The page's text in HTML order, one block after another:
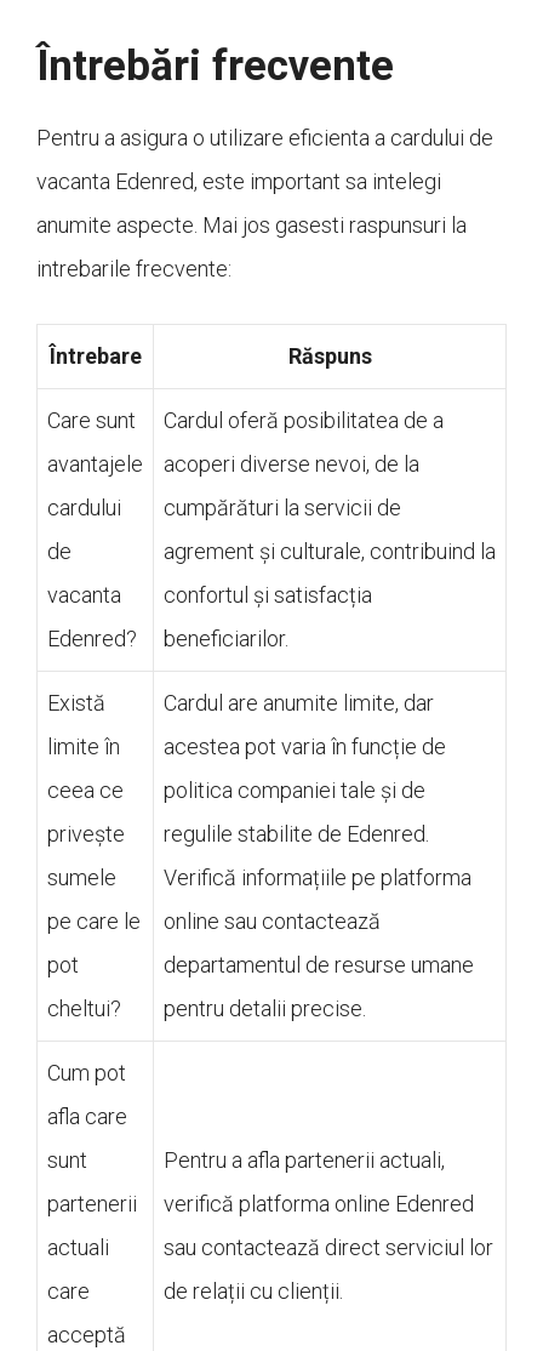
Întrebări frecvente
Pentru a asigura o utilizare eficienta a cardului de
vacanta Edenred, este important sa intelegi
anumite aspecte. Mai jos gasesti raspunsuri la
intrebarile frecvente:
Întrebare Răspuns
Care sunt
avantajele
cardului
de
vacanta
Edenred?
Cardul oferă posibilitatea de a
acoperi diverse nevoi, de la
cumpărături la servicii de
agrement și culturale, contribuind la
confortul și satisfacția
beneficiarilor.
Există
limite în
ceea ce
privește
sumele
pe care le
pot
cheltui?
Cardul are anumite limite, dar
acestea pot varia în funcție de
politica companiei tale și de
regulile stabilite de Edenred.
Verifică informațiile pe platforma
online sau contactează
departamentul de resurse umane
pentru detalii precise.
Cum pot
afla care
sunt
partenerii
actuali
care
acceptă
Pentru a afla partenerii actuali,
verifică platforma online Edenred
sau contactează direct serviciul lor
de relații cu clienții.